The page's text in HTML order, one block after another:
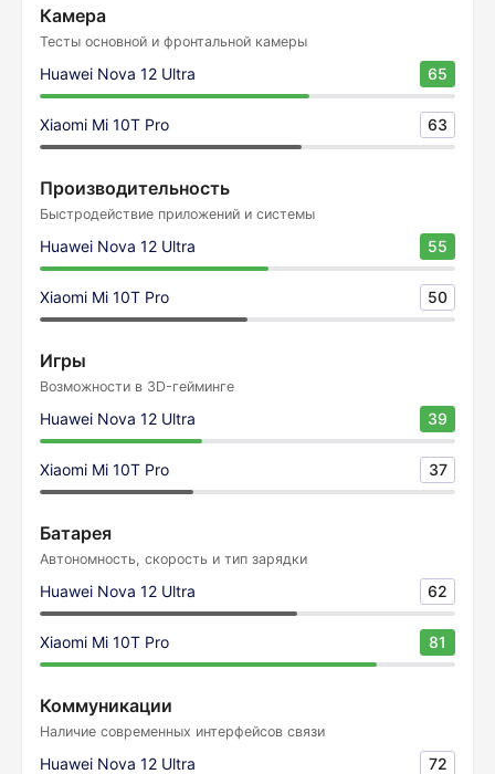
Камера
Тесты основной и фронтальной камеры
Huawei Nova 12 Ultra 65
Xiaomi Mi 10T Pro 63
Производительность
Быстродействие приложений и системы
Huawei Nova 12 Ultra 55
Xiaomi Mi 10T Pro 50
Игры
Возможности в 3D-гейминге
Huawei Nova 12 Ultra 39
Xiaomi Mi 10T Pro 37
Батарея
Автономность, скорость и тип зарядки
Huawei Nova 12 Ultra 62
Xiaomi Mi 10T Pro 81
Коммуникации
Наличие современных интерфейсов связи
Huawei Nova 12 Ultra 72